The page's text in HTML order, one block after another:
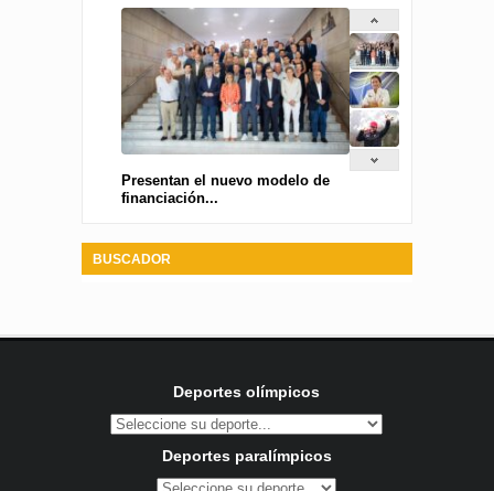
Presentan el nuevo modelo de
financiación...
BUSCADOR
Deportes olímpicos
Deportes paralímpicos